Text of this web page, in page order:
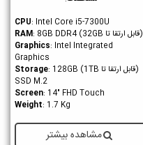
CPU: Intel Core i5-7300U
(قابل ارتقا تا 32GB)
RAM
: 8GB DDR4
Graphics: Intel Integrated
Graphics
(قابل ارتقا تا 1TB)
: 128GB
SSD M.2
Screen: 14" FHD Touch
Weight: 1.7 Kg
مشاهده بیشتر